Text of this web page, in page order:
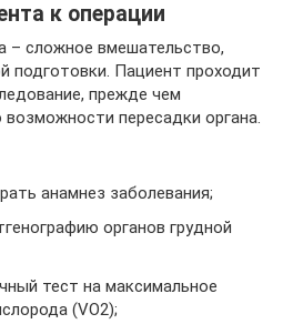
к операции
– сложное вмешательство,
подготовки. Пациент проходит
прежде чем
пересадки органа.
анамнез заболевания;
органов грудной
тест на максимальное
(VO2);